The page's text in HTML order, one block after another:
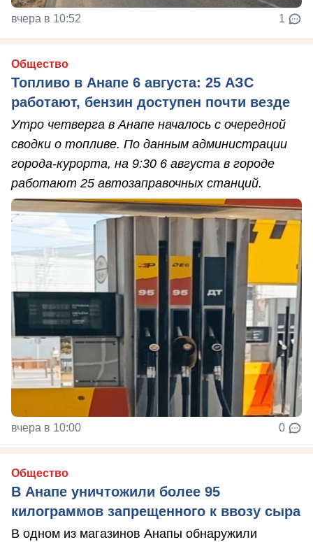
вчера в 10:52 1
Общество
Топливо в Анапе 6 августа: 25 АЗС
работают, бензин доступен почти везде
Утро четверга в Анапе началось с очередной
сводки о топливе. По данным администрации
города-курорта, на 9:30 6 августа в городе
работают 25 автозаправочных станций.
вчера в 10:00 0
Общество
В Анапе уничтожили более 95
килограммов запрещенного к ввозу сыра
В одном из магазинов Анапы обнаружили